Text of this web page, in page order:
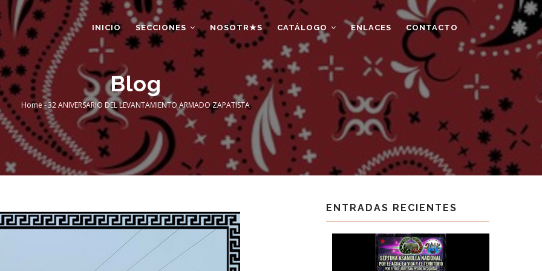
INICIO SECCIONES NOSOTR★S CATÁLOGO ENLACES CONTACTO
Blog
Breadcrumb
Home -32 ANIVERSARIO DEL LEVANTAMIENTO ARMADO ZAPATISTA
ENTRADAS RECIENTES